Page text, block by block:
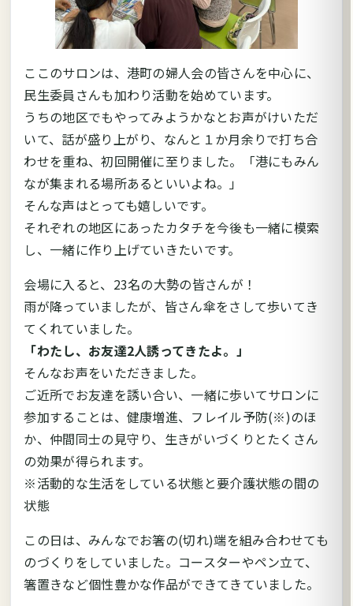
ここのサロンは、港町の婦人会の皆さんを中心に、
民生委員さんも加わり活動を始めています。
うちの地区でもやってみようかなとお声がけいただ
いて、話が盛り上がり、なんと１か月余りで打ち合
わせを重ね、初回開催に至りました。「港にもみん
なが集まれる場所あるといいよね。」
そんな声はとっても嬉しいです。
それぞれの地区にあったカタチを今後も一緒に模索
し、一緒に作り上げていきたいです。
会場に入ると、23名の大勢の皆さんが！
雨が降っていましたが、皆さん傘をさして歩いてき
てくれていました。
「わたし、お友達2人誘ってきたよ。」
そんなお声をいただきました。
ご近所でお友達を誘い合い、一緒に歩いてサロンに
参加することは、健康増進、フレイル予防(※)のほ
か、仲間同士の見守り、生きがいづくりとたくさん
の効果が得られます。
※活動的な生活をしている状態と要介護状態の間の
状態
この日は、みんなでお箸の(切れ)端を組み合わせても
のづくりをしていました。コースターやペン立て、
箸置きなど個性豊かな作品ができてきていました。